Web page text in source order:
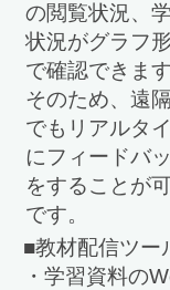
の閲覧状況、
状況がグラフ
で確認できます
そのため、遠
でもリアルタ
にフィードバ
をすることが
です。
■教材配信ツー
・学習資料の